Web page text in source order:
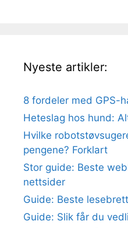
Nyeste artikler:
8 fordeler med GPS-
Heteslag hos hund:
Hvilke
pengene? Forklart
Stor guide: Beste
nettsider
Guide: Beste lesebrett
Guide: Slik får du